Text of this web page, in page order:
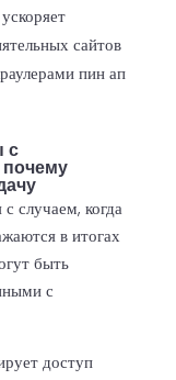
сайтов
пин ап
с
случаем, когда
в итогах
быть
с
доступ